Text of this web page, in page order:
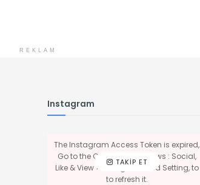
REKLAM
Instagram
TAKIP ET
The Instagram Access Token is expired,
Go to the Customizer > JNews : Social,
Like & View > Instagram Feed Setting, to
to refresh it.